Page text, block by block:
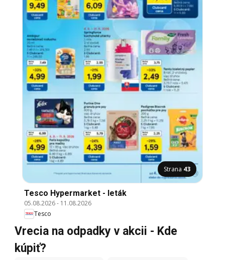
Strana 43
Tesco Hypermarket - leták
05.08.2026- 11.08.2026
Tesco
Vrecia na odpadky v akcii - Kde
kúpiť?